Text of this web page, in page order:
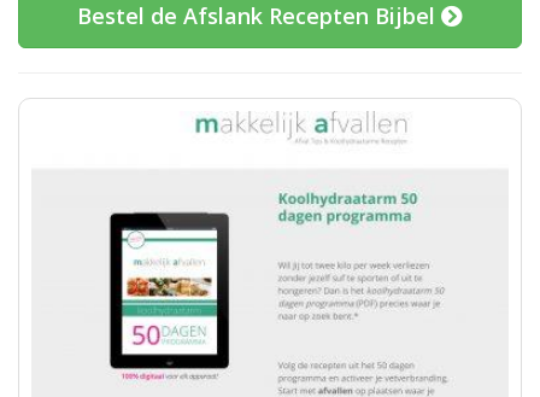
Bestel de Afslank Recepten Bijbel